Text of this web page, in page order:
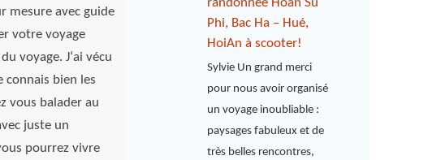
mesure avec guide
votre voyage
voyage. J‘ai vécu
connais bien les
vous balader au
juste un
pourrez vivre
randonnée Hoan Su
Phi, Bac Ha – Hué,
HoiAn à scooter!
Sylvie Un grand merci
pour nous avoir organisé
un voyage inoubliable :
paysages fabuleux et de
très belles rencontres,